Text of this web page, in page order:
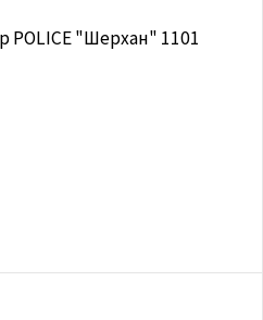
"Шерхан" 1101